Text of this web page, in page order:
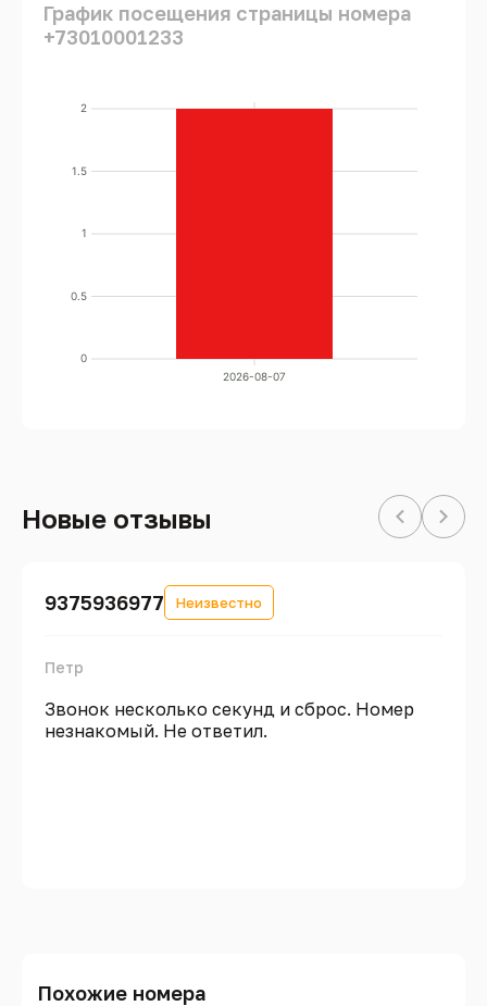
График посещения страницы номера
+73010001233
0
0.5
1
1.5
2
2026-08-07
Новые отзывы
9375936977 Неизвестно
Петр
Звонок несколько секунд и сброс. Номер
незнакомый. Не ответил.
Похожие номера